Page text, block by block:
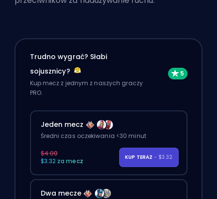
Trudno wygrać? Słabi
sojusznicy?
Kup mecz z jednym z naszych graczy
PRO.
Jeden mecz
Średni czas oczekiwania <30 minut
$4.00
$3.32 za mecz
KUP TERAZ - $3.32
Dwa mecze